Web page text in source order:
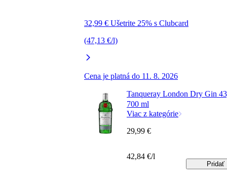
32,99 € Ušetrite 25% s Clubcard
(47,13 €/l)
Cena je platná do 11. 8. 2026
Tanqueray London Dry Gin
700 ml
Viac z kategórie
29,99 €
42,84 €/l
Pridať